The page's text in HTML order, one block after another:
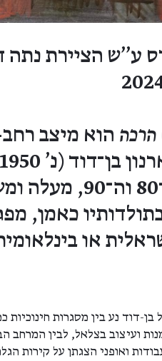
ע''ש הציירת נתה
הרכה הוא מיצב
בשנות ה־80
כאמן,
או
דוד נע בין מסגרות
ועיצוב בצלאל, לבין המרחב
ואופני הצגתן על קירות